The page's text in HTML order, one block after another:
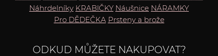
Náhrdelníky KRABIČKY Náušnice NÁRAMKY
Pro DĚDEČKA Prsteny a brože
ODKUD MŮŽETE NAKUPOVAT?